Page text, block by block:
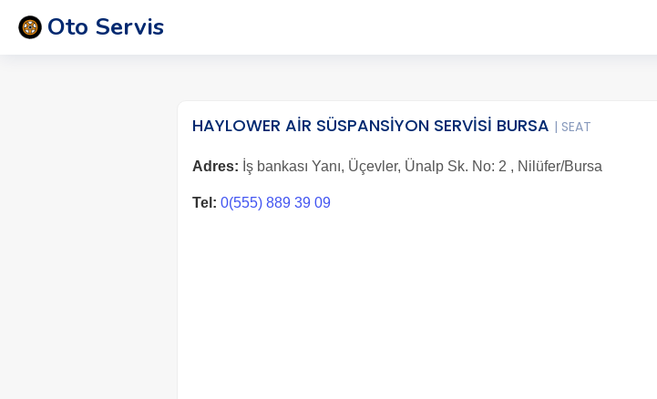
Oto Servis
HAYLOWER AİR SÜSPANSİYON SERVİSİ BURSA | SEAT
Adres: İş bankası Yanı, Üçevler, Ünalp Sk. No: 2 , Nilüfer/Bursa
Tel: 0(555) 889 39 09